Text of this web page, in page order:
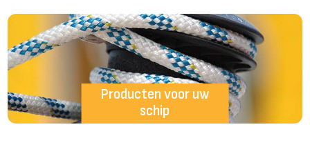
Producten voor uw
schip